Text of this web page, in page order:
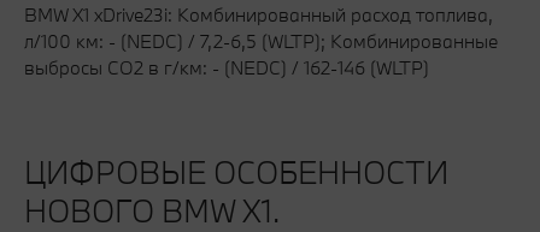
BMW X1 xDrive23i: Комбинированный расход топлива,
л/100 км: - (NEDC) / 7,2-6,5 (WLTP); Комбинированные
выбросы CO2 в г/км: - (NEDC) / 162-146 (WLTP)
ЦИФРОВЫЕ ОСОБЕННОСТИ
НОВОГО BMW X1.